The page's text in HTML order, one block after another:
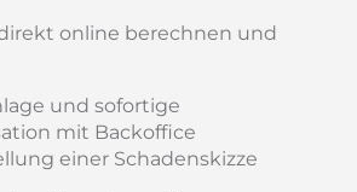
online berechnen und
und sofortige
mit Backoffice
einer Schadenskizze